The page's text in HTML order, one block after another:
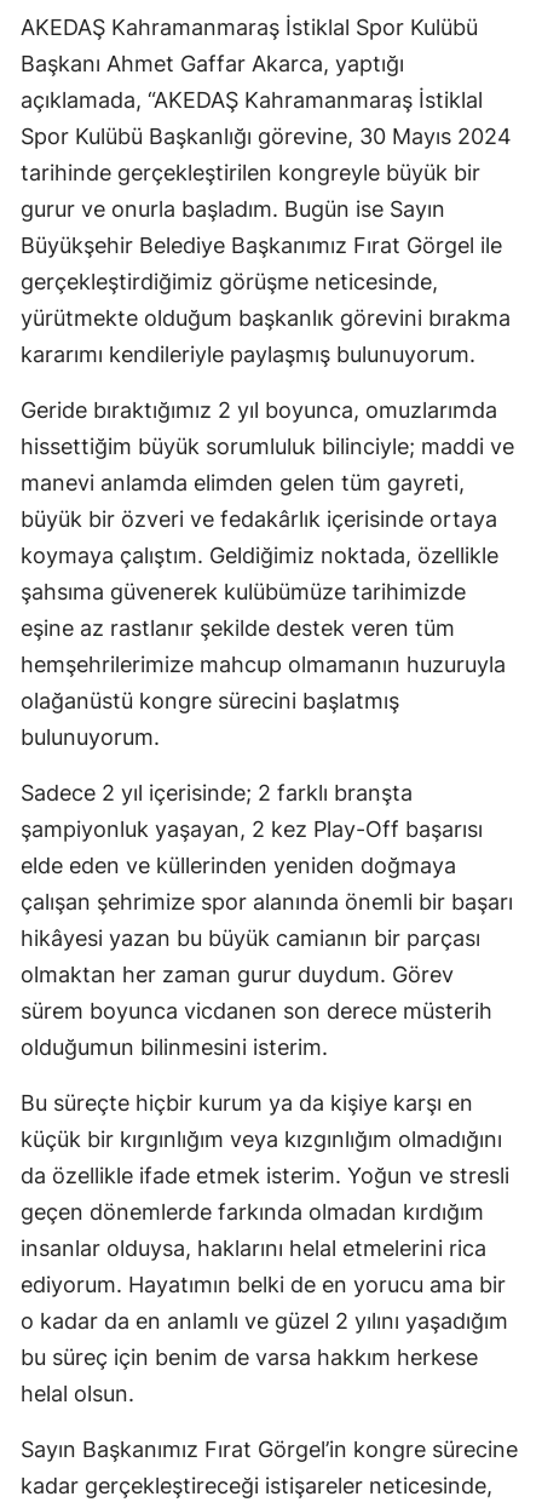
AKEDAŞ Kahramanmaraş İstiklal Spor Kulübü
Başkanı Ahmet Gaffar Akarca, yaptığı
açıklamada, “AKEDAŞ Kahramanmaraş İstiklal
Spor Kulübü Başkanlığı görevine, 30 Mayıs 2024
tarihinde gerçekleştirilen kongreyle büyük bir
gurur ve onurla başladım. Bugün ise Sayın
Büyükşehir Belediye Başkanımız Fırat Görgel ile
gerçekleştirdiğimiz görüşme neticesinde,
yürütmekte olduğum başkanlık görevini bırakma
kararımı kendileriyle paylaşmış bulunuyorum.
Geride bıraktığımız 2 yıl boyunca, omuzlarımda
hissettiğim büyük sorumluluk bilinciyle; maddi ve
manevi anlamda elimden gelen tüm gayreti,
büyük bir özveri ve fedakârlık içerisinde ortaya
koymaya çalıştım. Geldiğimiz noktada, özellikle
şahsıma güvenerek kulübümüze tarihimizde
eşine az rastlanır şekilde destek veren tüm
hemşehrilerimize mahcup olmamanın huzuruyla
olağanüstü kongre sürecini başlatmış
bulunuyorum.
Sadece 2 yıl içerisinde; 2 farklı branşta
şampiyonluk yaşayan, 2 kez Play-Off başarısı
elde eden ve küllerinden yeniden doğmaya
çalışan şehrimize spor alanında önemli bir başarı
hikâyesi yazan bu büyük camianın bir parçası
olmaktan her zaman gurur duydum. Görev
sürem boyunca vicdanen son derece müsterih
olduğumun bilinmesini isterim.
Bu süreçte hiçbir kurum ya da kişiye karşı en
küçük bir kırgınlığım veya kızgınlığım olmadığını
da özellikle ifade etmek isterim. Yoğun ve stresli
geçen dönemlerde farkında olmadan kırdığım
insanlar olduysa, haklarını helal etmelerini rica
ediyorum. Hayatımın belki de en yorucu ama bir
o kadar da en anlamlı ve güzel 2 yılını yaşadığım
bu süreç için benim de varsa hakkım herkese
helal olsun.
Sayın Başkanımız Fırat Görgel’in kongre sürecine
kadar gerçekleştireceği istişareler neticesinde,